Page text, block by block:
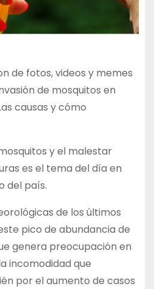
de fotos, videos y memes
de mosquitos en
causas y cómo
y el malestar
es el tema del día en
del país.
de los últimos
pico de abundancia de
genera preocupación en
incomodidad que
por el aumento de casos